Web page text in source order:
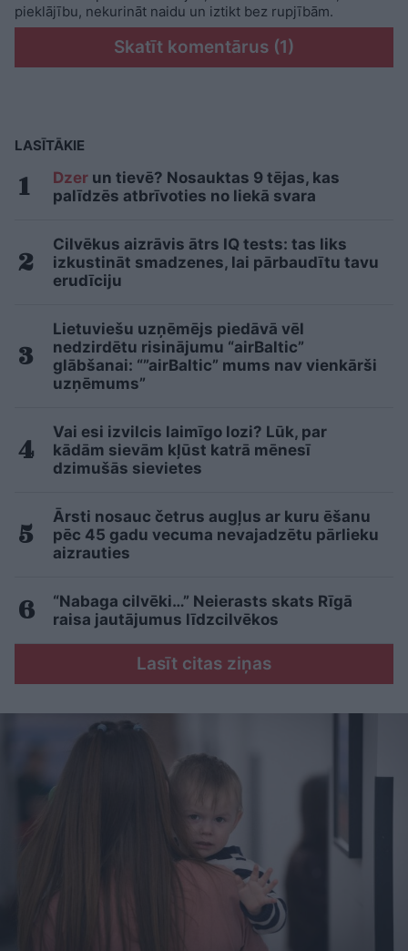
pieklājību, nekurināt naidu un iztikt bez rupjībām.
Skatīt komentārus (1)
LASĪTĀKIE
Dzer un tievē? Nosauktas 9 tējas, kas
palīdzēs atbrīvoties no liekā svara
Cilvēkus aizrāvis ātrs IQ tests: tas liks
izkustināt smadzenes, lai pārbaudītu tavu
erudīciju
Lietuviešu uzņēmējs piedāvā vēl
nedzirdētu risinājumu “airBaltic”
glābšanai: “”airBaltic” mums nav vienkārši
uzņēmums”
Vai esi izvilcis laimīgo lozi? Lūk, par
kādām sievām kļūst katrā mēnesī
dzimušās sievietes
Ārsti nosauc četrus augļus ar kuru ēšanu
pēc 45 gadu vecuma nevajadzētu pārlieku
aizrauties
“Nabaga cilvēki…” Neierasts skats Rīgā
raisa jautājumus līdzcilvēkos
Lasīt citas ziņas